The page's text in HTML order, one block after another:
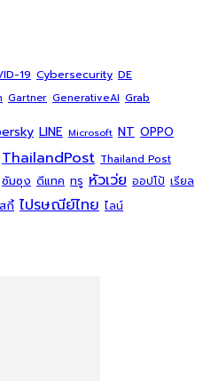
19 Cybersecurity DE
Gartner GenerativeAI Grab
LINE Microsoft NT OPPO
ThailandPost Thailand Post
ซัมซุง ดีแทค ทรู หัวเว่ย ออปโป้ เรียล
กี้ ไปรษณีย์ไทย ไลน์